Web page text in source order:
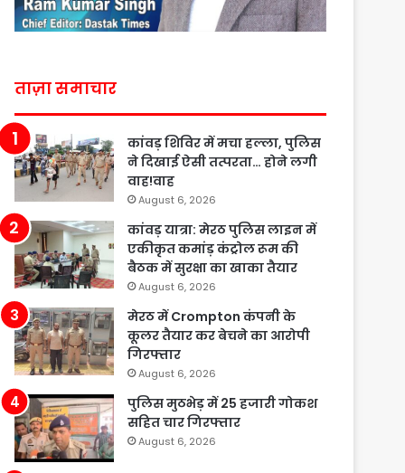
ताज़ा समाचार
कांवड़ शिविर में मचा हल्ला, पुलिस
ने दिखाई ऐसी तत्परता… होने लगी
वाह!वाह
August 6, 2026
कांवड़ यात्रा: मेरठ पुलिस लाइन में
एकीकृत कमांड़ कंट्रोल रूम की
बैठक में सुरक्षा का खाका तैयार
August 6, 2026
मेरठ में Crompton कंपनी के
कूलर तैयार कर बेचने का आरोपी
गिरफ्तार
August 6, 2026
पुलिस मुठभेड़ में 25 हजारी गोकश
सहित चार गिरफ्तार
August 6, 2026